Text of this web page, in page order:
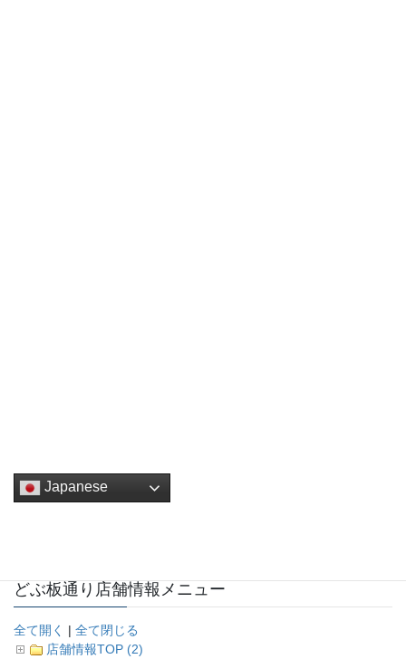
Japanese
どぶ板通り店舗情報メニュー
全て開く | 全て閉じる
店舗情報TOP (2)